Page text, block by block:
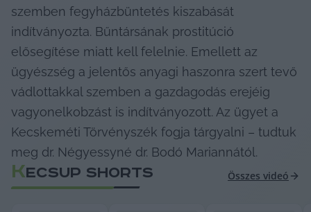
szemben fegyházbüntetés kiszabását
indítványozta. Bűntársának prostitúció
elősegítése miatt kell felelnie. Emellett az
ügyészség a jelentős anyagi haszonra szert tevő
vádlottakkal szemben a gazdagodás erejéig
vagyonelkobzást is indítványozott. Az ügyet a
Kecskeméti Törvényszék fogja tárgyalni – tudtuk
meg dr. Négyessyné dr. Bodó Mariannától.
KECSUP SHORTS Összes videó